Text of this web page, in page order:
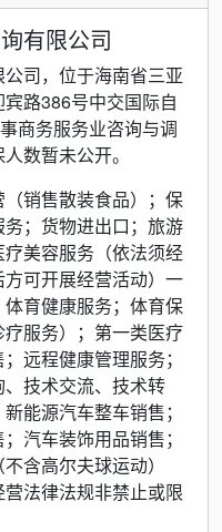
有限公司
司，位于海南省三亚
路386号中交国际自
商务服务业咨询与调
数暂未公开。
销售散装食品）；保
；货物进出口；旅游
美容服务（依法须经
可开展经营活动）一
育健康服务；体育保
服务）；第一类医疗
远程健康管理服务；
技术交流、技术转
能源汽车整车销售；
汽车装饰用品销售；
含高尔夫球运动）
营法律法规非禁止或限